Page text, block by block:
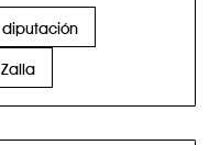
diputación
Zalla